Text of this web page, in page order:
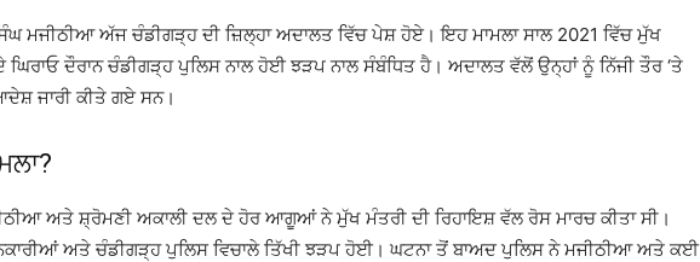
ਮਜੀਠੀਆਅੱਜ ਚੰਡੀਗੜ੍ਹ ਦੀ ਜ਼ਿਲ੍ਹਾ ਅਦਾਲਤ ਵਿੱਚ ਪੇਸ਼ ਹੋਏ। ਇਹ ਮਾਮਲਾ ਸਾਲ 2021 ਵਿੱਚ ਮੁੱਖ
ਘਿਰਾਓ ਦੌਰਾਨ ਚੰਡੀਗੜ੍ਹ ਪੁਲਿਸ ਨਾਲ ਹੋਈ ਝੜਪ ਨਾਲ ਸੰਬੰਧਿਤ ਹੈ। ਅਦਾਲਤ ਵੱਲੋਂ ਉਨ੍ਹਾਂ ਨੂੰ ਨਿੱਜੀ ਤੌਰ ‘ਤੇ
ਜਾਰੀ ਕੀਤੇ ਗਏ ਸਨ।
ਅਤੇ ਸ਼੍ਰੋਮਣੀ ਅਕਾਲੀ ਦਲ ਦੇ ਹੋਰ ਆਗੂਆਂ ਨੇ ਮੁੱਖ ਮੰਤਰੀ ਦੀ ਰਿਹਾਇਸ਼ ਵੱਲ ਰੋਸ ਮਾਰਚ ਕੀਤਾ ਸੀ।
ਅਤੇ ਚੰਡੀਗੜ੍ਹ ਪੁਲਿਸ ਵਿਚਾਲੇ ਤਿੱਖੀ ਝੜਪ ਹੋਈ। ਘਟਨਾ ਤੋਂ ਬਾਅਦ ਪੁਲਿਸ ਨੇ ਮਜੀਠੀਆ ਅਤੇ ਕਈ